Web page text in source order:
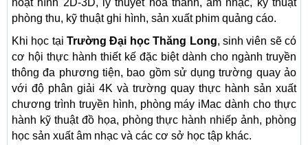
phòng thu, kỹ thuật ghi hình, sản xuất phim quảng cáo.
Khi học tạiTrường Đại học Thăng Long, sinh viên sẽ có
cơ hội thực hành thiết kế đặc biệt dành cho ngành truyền
thông đa phương tiện, bao gồm sử dụng trường quay ảo
với độ phân giải 4K và trường quay thực hành sản xuất
chương trình truyền hình, phòng máy iMac dành cho thực
hành kỹ thuật đồ họa, phòng thực hành nhiếp ảnh, phòng
học sản xuất âm nhạc và các cơ sở học tập khác.